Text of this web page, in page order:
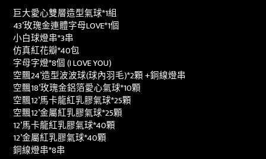
巨大愛心雙層造型氣球*1組
43’玫瑰金連體字母LOVE*1個
小白球燈串*3串
仿真紅花瓣*40包
字母字燈*8個 (I LOVE YOU)
空飄24’造型波波球(球內羽毛)*2顆 +銅線燈串
空飄18’玫瑰金鋁箔愛心氣球*10顆
空飄12’馬卡龍紅乳膠氣球*25顆
空飄12’金屬紅乳膠氣球*25顆
12’馬卡龍紅乳膠氣球*40顆
12’金屬紅乳膠氣球*40顆
銅線燈串*8串